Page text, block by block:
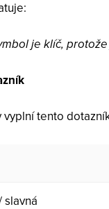
je klíč,
tento
slavná